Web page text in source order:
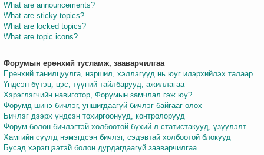
What are announcements?
What are sticky topics?
What are locked topics?
What are topic icons?
Форумын ерөнхий тусламж, зааварчилгаа
Ерөнхий танилцуулга, нэршил, хэллэгүүд нь юуг илэрхийлэх талаар
Үндсэн бүтэц, цэс, түүний тайлбарууд, ажиллагаа
Хэрэглэгчийн навиготор, Форумын замчлал гэж юу?
Форумд шинэ бичлэг, уншигдаагүй бичлэг байгааг олох
Бичлэг дээрх үндсэн тохиргоонууд, контролорууд
Форум болон бичлэгтэй холбоотой бүхий л статистакууд, үзүүлэлт
Хамгийн сүүлд нэмэгдсэн бичлэг, сэдэвтай холбоотой блокууд
Бусад хэрэгцээтэй болон дурдагдаагүй зааварчилгаа